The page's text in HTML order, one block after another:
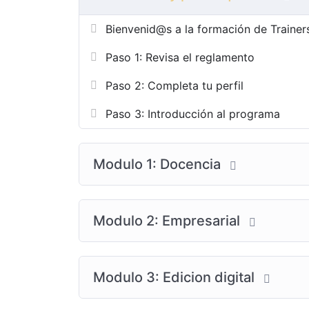
Bienvenid@s a la formación de
Paso 1: Revisa el reglamento
Paso 2: Completa tu perfil
Paso 3: Introducción al programa
Modulo 1: Docencia
Modulo 2: Empresarial
Modulo 3: Edicion digital